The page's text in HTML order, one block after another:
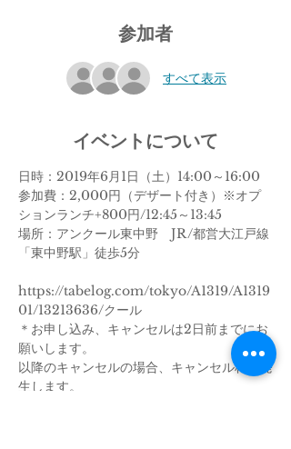
参加者
すべて表示
イベントについて
日時：2019年6月1日（土）14:00～16:00
参加費：2,000円（デザート付き）※オプ
ションランチ+800円/12:45～13:45
場所：アンクール東中野　JR/都営大江戸線
「東中野駅」徒歩5分
https://tabelog.com/tokyo/A1319/A1319
01/13213636/クール
＊お申し込み、キャンセルは2日前までにお
願いします。
以降のキャンセルの場合、キャンセル料が発
生します。